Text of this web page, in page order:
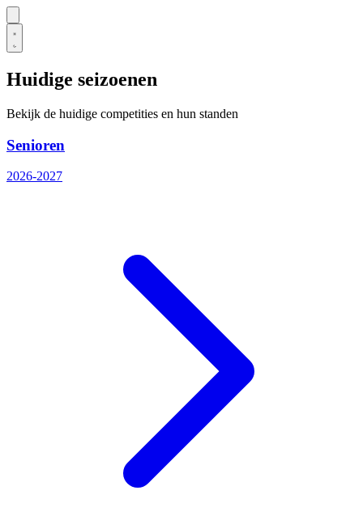
Huidige seizoenen
Bekijk de huidige competities en hun standen
Senioren
2026-2027